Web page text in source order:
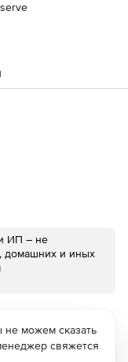
ИП – не
домашних и иных
не можем сказать
свяжется